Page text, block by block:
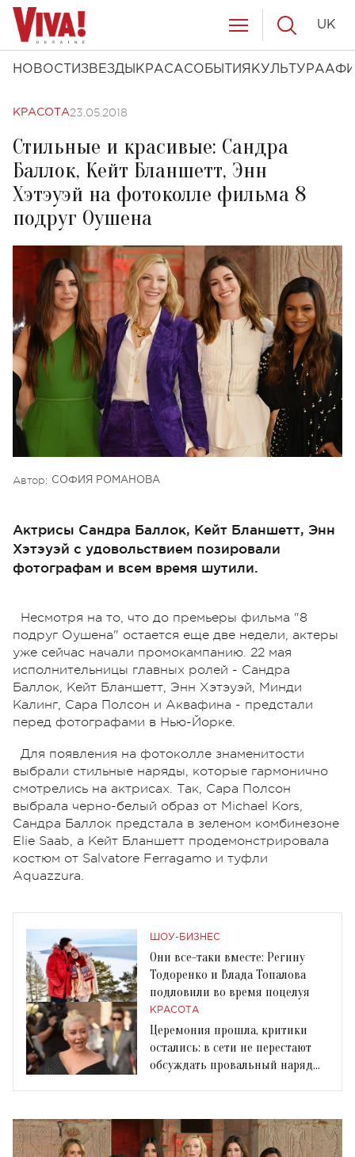
НОВОСТИ ЗВЕЗДЫ КРАСАСОБЫТИЯ КУЛЬТУРА
UK
КРАСОТА23.05.2018
Стильные и красивые: Сандра
Баллок, Кейт Бланшетт, Энн
Хэтэуэй на фотоколле фильма 8
подруг Оушена
Автор: СОФИЯ РОМАНОВА
Актрисы Сандра Баллок, Кейт Бланшетт, Энн
Хэтэуэй с удовольствием позировали
фотографам и всем время шутили.
Несмотря на то, что до премьеры фильма "8
подруг Оушена" остается еще две недели, актеры
уже сейчас начали промокампанию. 22 мая
исполнительницы главных ролей - Сандра
Баллок, Кейт Бланшетт, Энн Хэтэуэй, Минди
Калинг, Сара Полсон и Аквафина - предстали
перед фотографами в Нью-Йорке.
Для появления на фотоколле знаменитости
выбрали стильные наряды, которые гармонично
смотрелись на актрисах. Так, Сара Полсон
выбрала черно-белый образ от Michael Kors,
Сандра Баллок предстала в зеленом комбинезоне
Elie Saab, а Кейт Бланшетт продемонстрировала
костюм от Salvatore Ferragamo и туфли
Aquazzura.
ШОУ-БИЗНЕС
Они все-таки вместе: Регину
Тодоренко и Влада Топалова
подловили во время поцелуя
КРАСОТА
Церемония прошла, критики
остались: в сети не перестают
обсуждать провальный наряд